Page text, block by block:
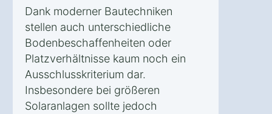
Dank moderner Bautechniken
stellen auch unterschiedliche
Bodenbeschaffenheiten oder
Platzverhältnisse kaum noch ein
Ausschlusskriterium dar.
Insbesondere bei größeren
Solaranlagen sollte jedoch